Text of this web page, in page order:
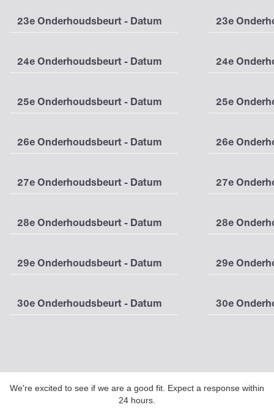
23e Onderhoudsbeurt - Datum 23e
24e Onderhoudsbeurt - Datum 24e
25e Onderhoudsbeurt - Datum 25e
26e Onderhoudsbeurt - Datum 26e
27e Onderhoudsbeurt - Datum 27e
28e Onderhoudsbeurt - Datum 28e
29e Onderhoudsbeurt - Datum 29e
30e Onderhoudsbeurt - Datum 30e
We're excited to see if we are a good fit. Expect a response within
24 hours.